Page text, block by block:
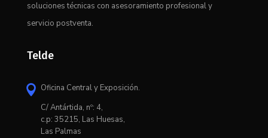
soluciones técnicas con asesoramiento profesional y
servicio postventa.
Telde
 Oficina Central y Exposición.
C/ Antártida, nº: 4,
c.p: 35215, Las Huesas,
Las Palmas